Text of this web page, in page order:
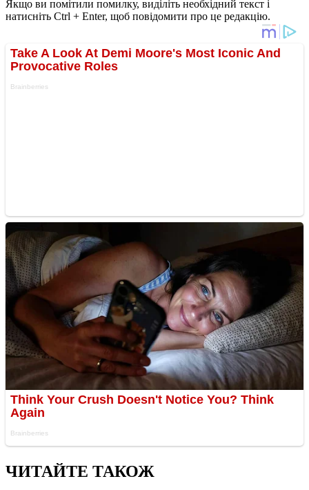
Якщо ви помітили помилку, виділіть необхідний текст і
натисніть Ctrl + Enter, щоб повідомити про це редакцію.
ЧИТАЙТЕ ТАКОЖ